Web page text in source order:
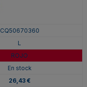
CQ50670360
L
ROJO
En stock
26,43 €